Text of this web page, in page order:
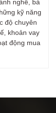
nghề, bà
kỹ năng
độ chuyên
khoản vay
động mua